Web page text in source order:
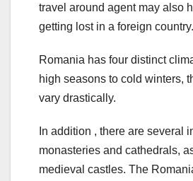
travel around agent may also
getting lost in a foreign country.
Romania has four distinct
high seasons to cold winters,
vary drastically.
In addition , there are several
monasteries and cathedrals,
medieval castles. The